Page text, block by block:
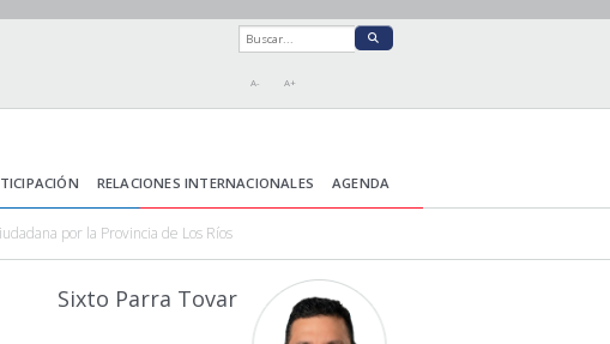
A- A+
RELACIONES INTERNACIONALES AGENDA
por la Provincia de Los Ríos
Sixto Parra Tovar